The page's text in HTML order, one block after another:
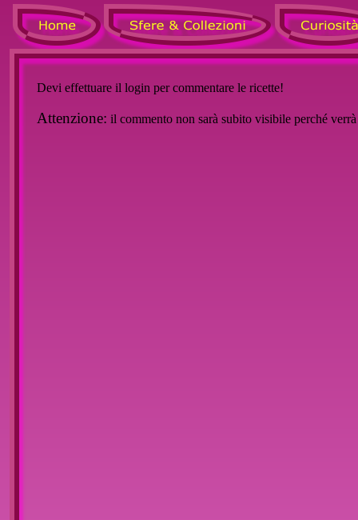
Devi effettuare il login per commentare le ricette!
Attenzione: il commento non sarà subito visibile perché